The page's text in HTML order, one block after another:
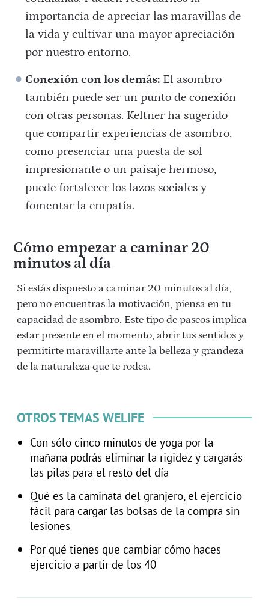
importancia de apreciar las maravillas de
la vida y cultivar una mayor apreciación
por nuestro entorno.
Conexión con los demás: El asombro
también puede ser un punto de conexión
con otras personas. Keltner ha sugerido
que compartir experiencias de asombro,
como presenciar una puesta de sol
impresionante o un paisaje hermoso,
puede fortalecer los lazos sociales y
fomentar la empatía.
Cómo empezar a caminar 20
minutos al día
Si estás dispuesto a caminar 20 minutos al día,
pero no encuentras la motivación, piensa en tu
capacidad de asombro. Este tipo de paseos implica
estar presente en el momento, abrir tus sentidos y
permitirte maravillarte ante la belleza y grandeza
de la naturaleza que te rodea.
OTROS TEMAS WELIFE
Con sólo cinco minutos de yoga por la
mañana podrás eliminar la rigidez y cargarás
las pilas para el resto del día
Qué es la caminata del granjero, el ejercicio
fácil para cargar las bolsas de la compra sin
lesiones
Por qué tienes que cambiar cómo haces
ejercicio a partir de los 40